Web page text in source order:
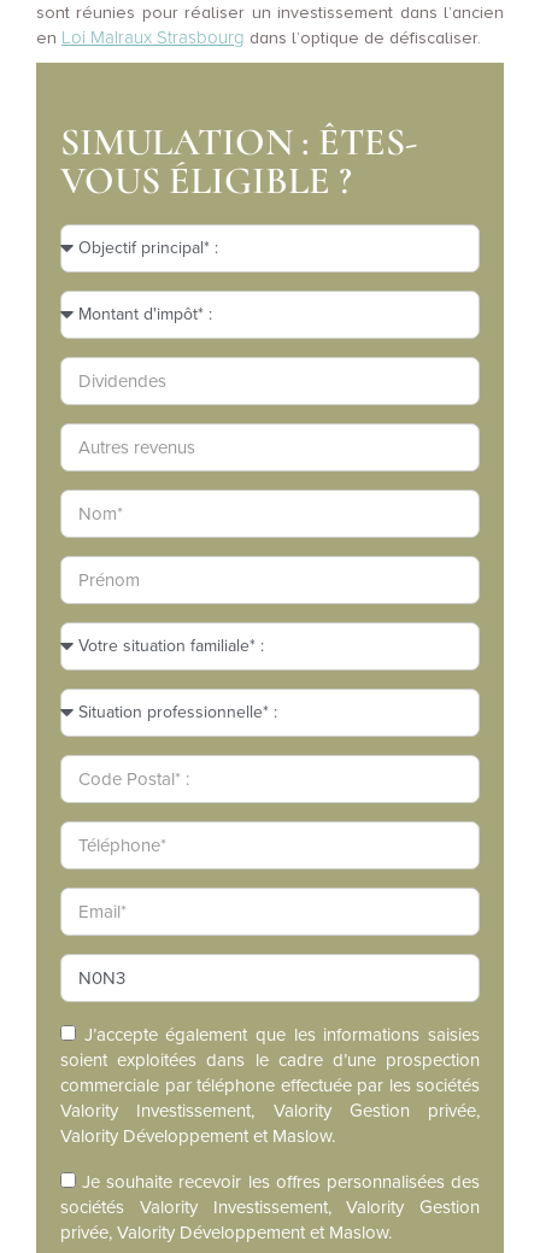
sont réunies pour réaliser un investissement dans l’ancien
en Loi Malraux Strasbourg dans l’optique de défiscaliser.
SIMULATION : ÊTES-
VOUS ÉLIGIBLE ?
J’accepte également que les informations saisies
soient exploitées dans le cadre d’une prospection
commerciale par téléphone effectuée par les sociétés
Valority Investissement, Valority Gestion privée,
Valority Développement et Maslow.
Je souhaite recevoir les offres personnalisées des
sociétés Valority Investissement, Valority Gestion
privée, Valority Développement et Maslow.